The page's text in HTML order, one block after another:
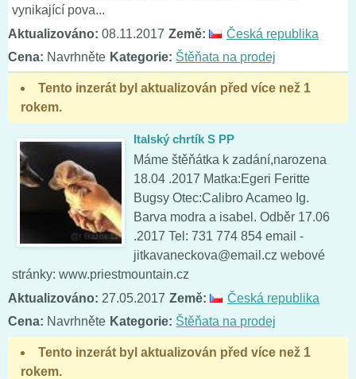
vynikající pova...
Aktualizováno: 08.11.2017 Země:
Česká republika
Cena: Navrhněte Kategorie: Štěňata na prodej
Tento inzerát byl aktualizován před více než 1
rokem.
Italský chrtík S PP
Máme štěňátka k zadání,narozena
18.04 .2017 Matka:Egeri Feritte
Bugsy Otec:Calibro Acameo Ig.
Barva modra a isabel. Odběr 17.06
.2017 Tel: 731 774 854 email -
jitkavaneckova@email.cz webové
stránky: www.priestmountain.cz
Aktualizováno: 27.05.2017 Země:
Česká republika
Cena: Navrhněte Kategorie: Štěňata na prodej
Tento inzerát byl aktualizován před více než 1
rokem.